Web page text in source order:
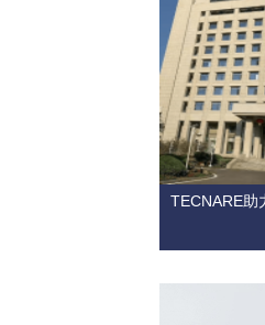
TECNARE助